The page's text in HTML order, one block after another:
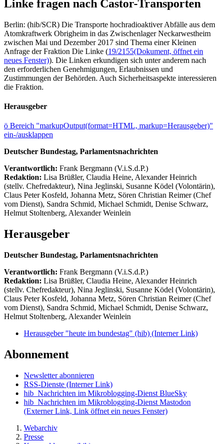
Linke fragen nach Castor-Transporten
Berlin: (hib/SCR) Die Transporte hochradioaktiver Abfälle aus dem
Atomkraftwerk Obrigheim in das Zwischenlager Neckarwestheim
zwischen Mai und Dezember 2017 sind Thema einer Kleinen
Anfrage der Fraktion Die Linke (19/2155(Dokument, öffnet ein
neues Fenster)). Die Linken erkundigen sich unter anderem nach
den erforderlichen Genehmigungen, Erlaubnissen und
Zustimmungen der Behörden. Auch Sicherheitsaspekte interessieren
die Fraktion.
Herausgeber
ö Bereich "markupOutput(format=HTML, markup=Herausgeber)"
ein-/ausklappen
Deutscher Bundestag, Parlamentsnachrichten
Verantwortlich: Frank Bergmann (V.i.S.d.P.)
Redaktion: Lisa Brüßler, Claudia Heine, Alexander Heinrich
(stellv. Chefredakteur), Nina Jeglinski, Susanne Ködel (Volontärin),
Claus Peter Kosfeld, Johanna Metz, Sören Christian Reimer (Chef
vom Dienst), Sandra Schmid, Michael Schmidt, Denise Schwarz,
Helmut Stoltenberg, Alexander Weinlein
Herausgeber
Deutscher Bundestag, Parlamentsnachrichten
Verantwortlich: Frank Bergmann (V.i.S.d.P.)
Redaktion: Lisa Brüßler, Claudia Heine, Alexander Heinrich
(stellv. Chefredakteur), Nina Jeglinski, Susanne Ködel (Volontärin),
Claus Peter Kosfeld, Johanna Metz, Sören Christian Reimer (Chef
vom Dienst), Sandra Schmid, Michael Schmidt, Denise Schwarz,
Helmut Stoltenberg, Alexander Weinlein
Herausgeber "heute im bundestag" (hib) (Interner Link)
Abonnement
Newsletter abonnieren
RSS-Dienste (Interner Link)
hib_Nachrichten im Mikroblogging-Dienst BlueSky
hib_Nachrichten im Mikroblogging-Dienst Mastodon
(Externer Link, Link öffnet ein neues Fenster)
Webarchiv
Presse